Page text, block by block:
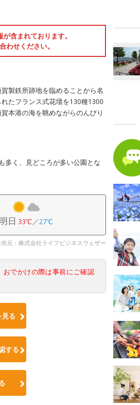
含まれております。
わせください。
製鉄所跡地を臨めることから名
たフランス式花壇を130種1300
本港の海を眺めながらのんびり
多く、見どころが多い公園とな
明日 33℃／27℃
元：株式会社ライフビジネスウェザー
でかけの際は事前にご確認
る
する